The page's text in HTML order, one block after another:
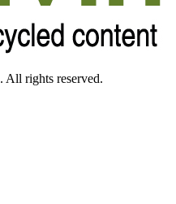
. All rights reserved.